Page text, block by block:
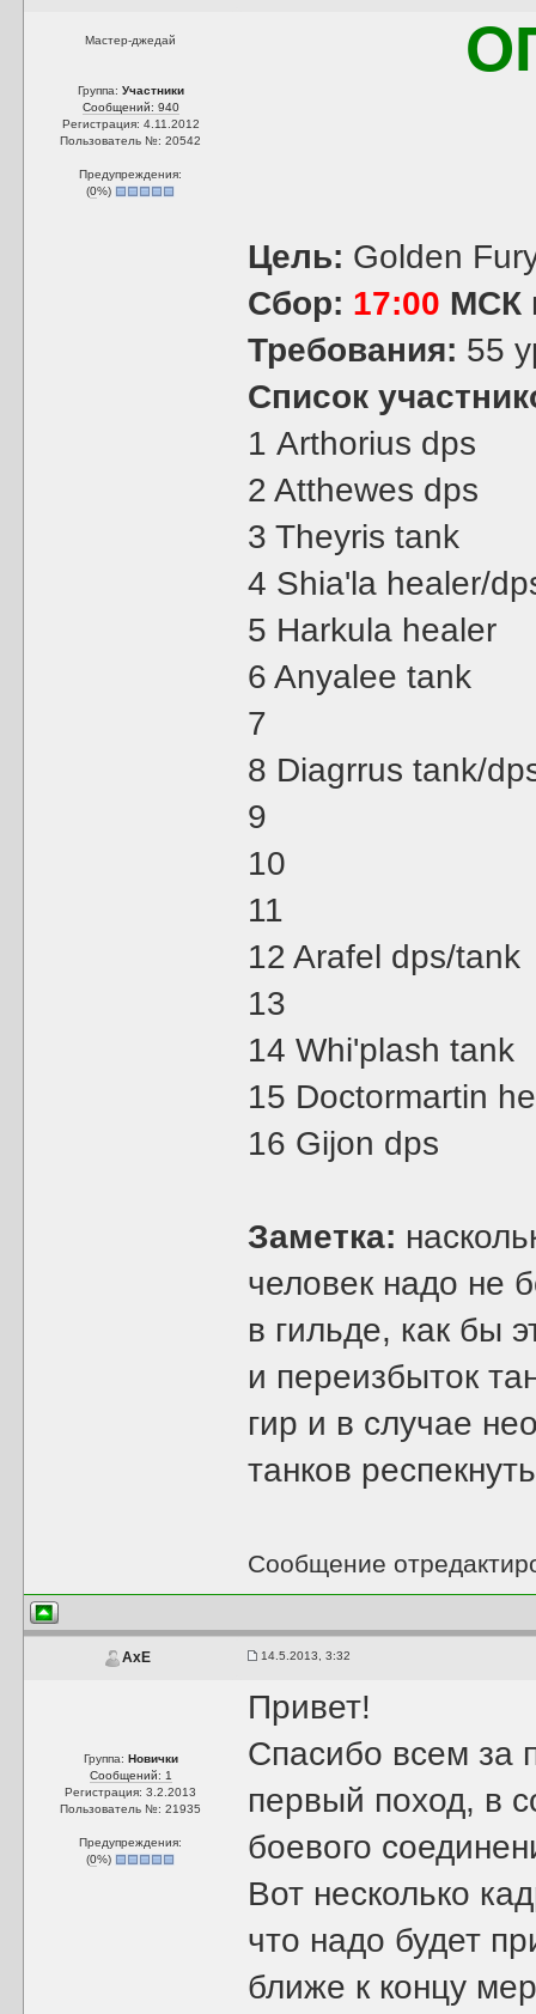
Мастер-джедай
Группа: Участники
Сообщений: 940
Регистрация: 4.11.2012
Пользователь №: 20542
Предупреждения:
(0%)
Цель: Golden
Сбор: 17:00 МСК
Требования: 55
Список
1 Arthorius dps
2 Atthewes dps
3 Theyris tank
4 Shia'la healer/
5 Harkula healer
6 Anyalee tank
7
8 Diagrrus tank/
9
10
11
12 Arafel dps/tank
13
14 Whi'plash tank
15 Doctormartin
16 Gijon dps
Заметка:
человек надо не
в гильде, как бы
и переизбыток
гир и в случае
танков
Сообщение
AxE 14.5.2013, 3:32
Группа: Новички
Сообщений: 1
Регистрация: 3.2.2013
Пользователь №: 21935
Предупреждения:
(0%)
Привет!
Спасибо всем за
первый поход, в
боевого
Вот несколько
что надо будет
ближе к концу